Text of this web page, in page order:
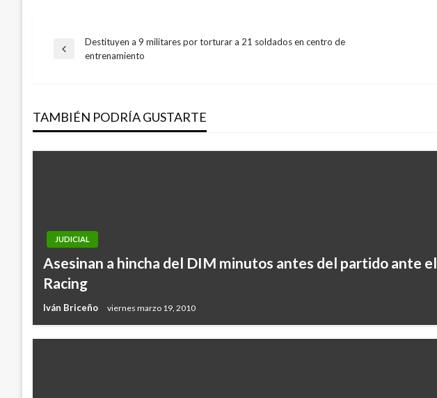
Navegación
entradas
Entrada
Destituyen a 9 militares por torturar a 21 soldados en centro de
entrenamiento
TAMBIÉN PODRÍA GUSTARTE
JUDICIAL
Asesinan a hincha del DIM minutos antes del partido ante el
Racing
Iván Briceño viernes marzo 19, 2010